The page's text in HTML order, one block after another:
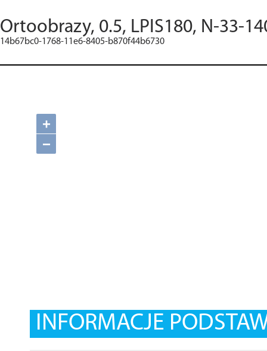
Ortoobrazy, 0.5, LPIS180, N-33-
14b67bc0-1768-11e6-8405-b870f44b6730
+
−
INFORMACJE